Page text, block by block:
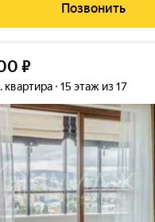
Позвонить
₽
квартира 15 этаж из 17